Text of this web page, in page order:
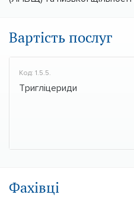
Вартість послуг
Код: 1.5.5.
Тригліцериди
Фахівці